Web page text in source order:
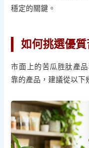
穩定的關鍵。
如何挑選優
市面上的苦瓜胜肽產
靠的產品，建議從以下